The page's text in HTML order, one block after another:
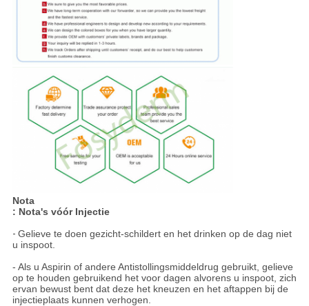
Nota
: Nota's vóór Injectie
- Gelieve te doen gezicht-schildert en het drinken op de dag niet
u inspoot.
- Als u Aspirin of andere Antistollingsmiddeldrug gebruikt, gelieve
op te houden gebruikend het voor dagen alvorens u inspoot, zich
ervan bewust bent dat deze het kneuzen en het aftappen bij de
injectieplaats kunnen verhogen.